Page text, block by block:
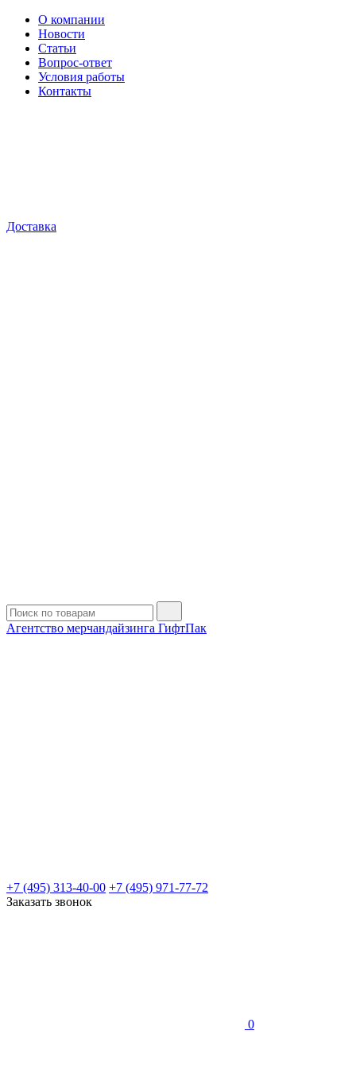
О компании
Новости
Статьи
Вопрос-ответ
Условия работы
Контакты
Доставка
Агентство мерчандайзинга ГифтПак
+7 (495) 313-40-00 +7 (495) 971-77-72
Заказать звонок
0